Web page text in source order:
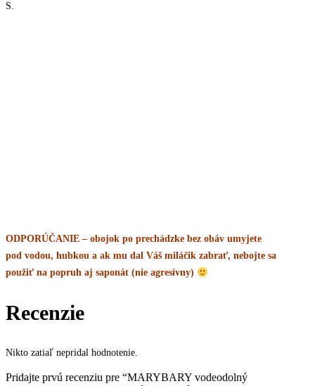
S.
ODPORÚČANIE – obojok po prechádzke bez obáv umyjete
pod vodou, hubkou a ak mu dal Váš miláčik zabrať, nebojte sa
použiť na popruh aj saponát (nie agresívny)
Recenzie
Nikto zatiaľ nepridal hodnotenie.
Pridajte prvú recenziu pre “MARYBARY vodeodolný